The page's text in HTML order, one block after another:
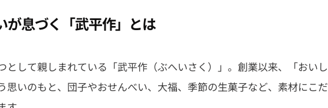
が息づく「武平作」とは
として親しまれている「武平作（ぶへいさく）」。創業以来、「おいし
思いのもと、団子やおせんべい、大福、季節の生菓子など、素材にこだ